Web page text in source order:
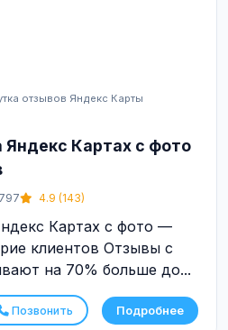
отзывов Яндекс Карты
Яндекс Картах с фото
4.9 (143)
Картах с фото —
клиентов Отзывы с
на 70% больше до...
Позвонить Подробнее